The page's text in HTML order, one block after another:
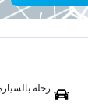
رحلة بالسيارة إلى 5